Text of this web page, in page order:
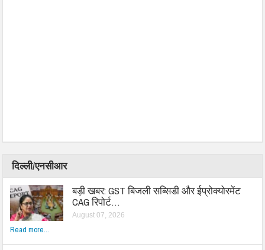
दिल्ली/एनसीआर
बड़ी खबर: GST बिजली सब्सिडी और ईप्रोक्योरमेंट
CAG रिपोर्ट…
August 07, 2026
Read more...